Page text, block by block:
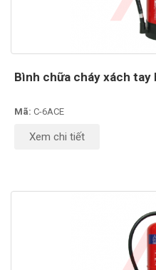
Bình chữa cháy xách tay
Mã: C-6ACE
Xem chi tiết